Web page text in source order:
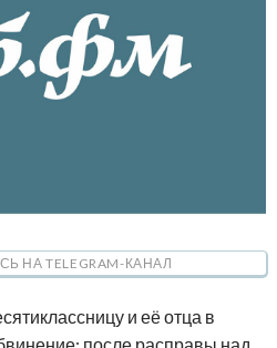
НА TELEGRAM-КАНАЛ
и её отца в